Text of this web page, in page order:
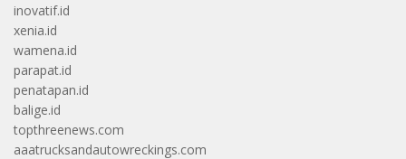
inovatif.id
xenia.id
wamena.id
parapat.id
penatapan.id
balige.id
topthreenews.com
aaatrucksandautowreckings.com